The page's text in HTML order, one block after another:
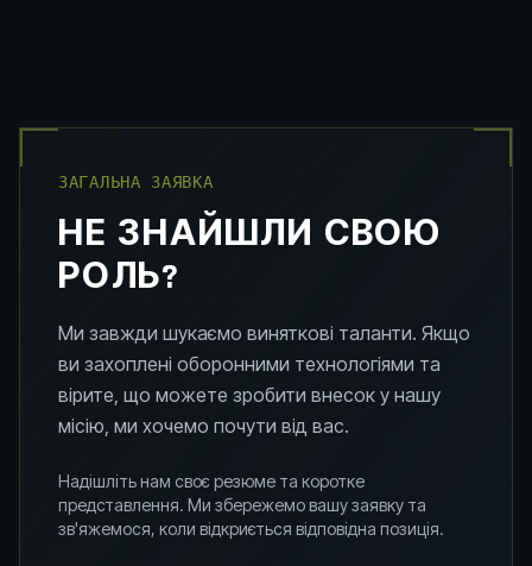
ЗАГАЛЬНА ЗАЯВКА
НЕ ЗНАЙШЛИ СВОЮ
РОЛЬ?
Ми завжди шукаємо виняткові таланти. Якщо
ви захоплені оборонними технологіями та
вірите, що можете зробити внесок у нашу
місію, ми хочемо почути від вас.
Надішліть нам своє резюме та коротке
представлення. Ми збережемо вашу заявку та
зв'яжемося, коли відкриється відповідна позиція.